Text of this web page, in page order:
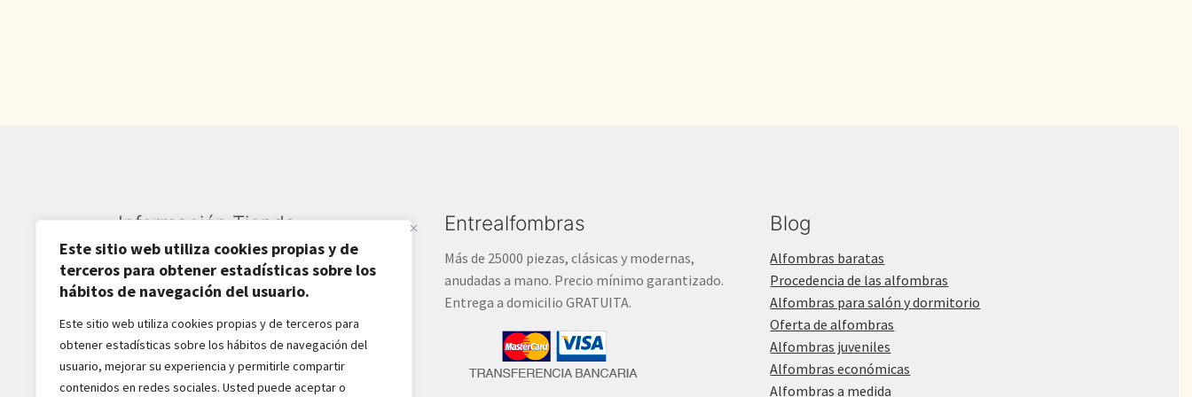
Este sitio web utiliza cookies propias y de
terceros para obtener estadísticas sobre los
hábitos de navegación del usuario.
Este sitio web utiliza cookies propias y de terceros para
obtener estadísticas sobre los hábitos de navegación del
usuario, mejorar su experiencia y permitirle compartir
contenidos en redes sociales. Usted puede aceptar o
Información Tienda
Sardarán SL CIF: B82809781
Av. Pirineos 27, Nave 6
San Sebastián de los Reyes
28703-Madrid - España
916516162 - 628518856
jaba2288@gmail.com
Entrealfombras
Más de 25000 piezas, clásicas y modernas,
anudadas a mano. Precio mínimo garantizado.
Entrega a domicilio GRATUITA.
Blog
Alfombras baratas
Procedencia de las alfombras
Alfombras para salón y dormitorio
Oferta de alfombras
Alfombras juveniles
Alfombras económicas
Alfombras a medida